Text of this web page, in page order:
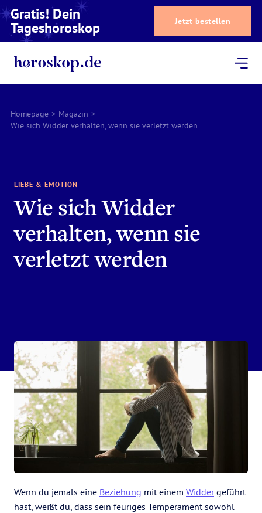
Gratis! Dein
Tageshoroskop Jetzt bestellen
Homepage > Magazin >
Wie sich Widder verhalten, wenn sie verletzt werden
LIEBE & EMOTION
Wie sich Widder
verhalten, wenn sie
verletzt werden
Wenn du jemals eine Beziehung mit einem Widdergeführt
hast, weißt du, dass sein feuriges Temperament sowohl